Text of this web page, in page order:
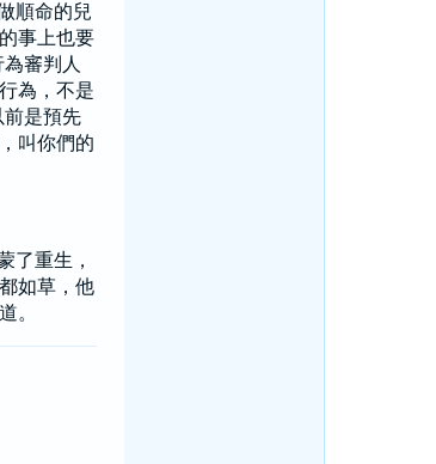
順命的兒
事上也要
審判人
為，不是
是預先
叫你們的
了重生，
如草，他
。